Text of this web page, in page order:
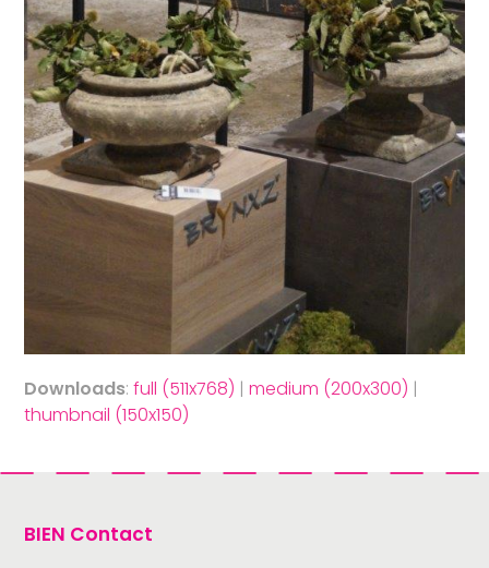
Downloads:full (511x768) |medium (200x300) |
thumbnail (150x150)
BIEN Contact